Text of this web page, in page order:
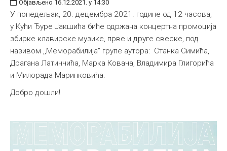
Објављено 16.12.2021. у 14:30
У понедељак, 20. децембра 2021. године од 12 часова,
у Кући Ђуре Јакшића биће одржана концертна промоција
збирке клавирске музике, прве и друге свеске, под
називом ,,Меморабилија" групе аутора: Станка Симића,
Драгана Латинчића, Марка Ковача, Владимира Глигорића
и Милорада Маринковића.
Добро дошли!